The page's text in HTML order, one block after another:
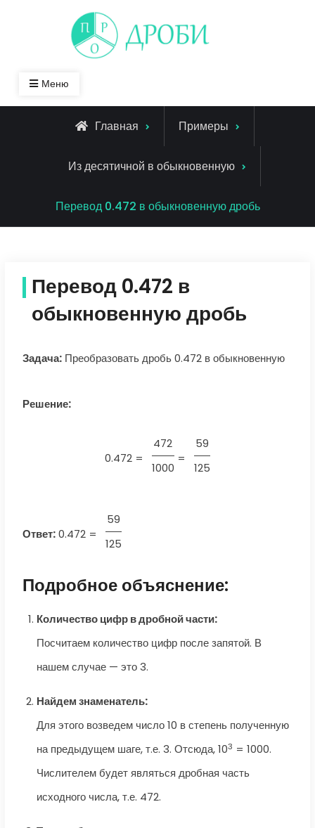
Меню
Главная Примеры
Из десятичной в обыкновенную
Перевод 0.472 в обыкновенную дробь
Перевод 0.472 в
обыкновенную дробь
Задача:Преобразовать дробь 0.472 в обыкновенную
Решение:
0.472 =
472
1000
=
59
125
Ответ: 0.472 =
59
125
Подробное объяснение:
Количество цифр в дробной части:
Посчитаем количество цифр после запятой. В
нашем случае — это 3.
Найдем знаменатель:
Для этого возведем число 10 в степень полученную
на предыдущем шаге, т.е. 3. Отсюда, 103 = 1000.
Числителем будет являться дробная часть
исходного числа, т.е. 472.